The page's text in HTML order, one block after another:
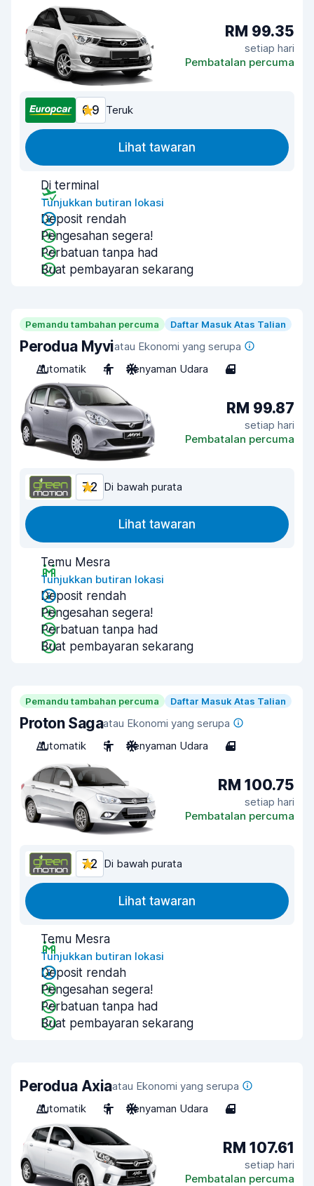
RM 99.35
setiap hari
Pembatalan percuma
6.9 Teruk
Lihat tawaran
Di terminal
Tunjukkan butiran lokasi
Deposit rendah
Pengesahan segera!
Perbatuan tanpa had
Buat pembayaran sekarang
Pemandu tambahan percuma Daftar Masuk Atas Talian
Perodua Myviatau Ekonomi yang serupa
Automatik
4 Penyaman Udara 4
RM 99.87
setiap hari
Pembatalan percuma
7.2 Di bawah purata
Lihat tawaran
Temu Mesra
Tunjukkan butiran lokasi
Deposit rendah
Pengesahan segera!
Perbatuan tanpa had
Buat pembayaran sekarang
Pemandu tambahan percuma Daftar Masuk Atas Talian
Proton Sagaatau Ekonomi yang serupa
Automatik
5 Penyaman Udara 4
RM 100.75
setiap hari
Pembatalan percuma
7.2 Di bawah purata
Lihat tawaran
Temu Mesra
Tunjukkan butiran lokasi
Deposit rendah
Pengesahan segera!
Perbatuan tanpa had
Buat pembayaran sekarang
Perodua Axiaatau Ekonomi yang serupa
Automatik
5 Penyaman Udara 4
RM 107.61
setiap hari
Pembatalan percuma